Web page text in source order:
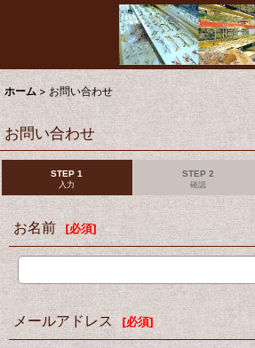
ホーム > お問い合わせ
お問い合わせ
STEP 1
入力
STEP 2
確認
お名前 [必須]
メールアドレス [必須]